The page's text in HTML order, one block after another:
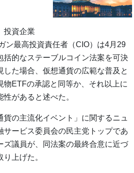
投資企業
ン最高投資責任者（CIO）は4月29
括的なステーブルコイン法案を可決
した場合、仮想通貨の広範な普及と
物ETFの承認と同等か、それ以上に
があると述べた。
の主流化イベント」に関するニュ
サービス委員会の民主党トップであ
ズ議員が、同法案の最終合意に近づ
上げた。